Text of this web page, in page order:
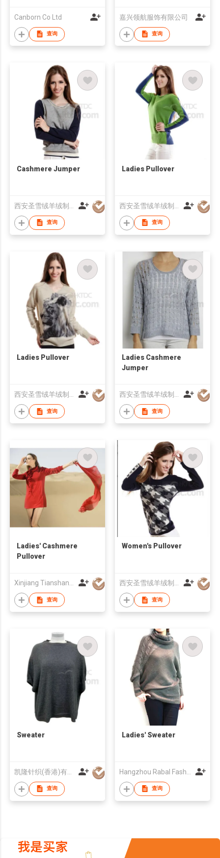
Canborn Co Ltd
查询
嘉兴领航服饰有限公司
查询
Cashmere Jumper
查询
Ladies Pullover
查询
Ladies Pullover
查询
Ladies Cashmere
Jumper
查询
Ladies' Cashmere
Pullover
Xinjiang Tianshan Wool Tex Stock Co., Ltd.
查询
Women's Pullover
西安圣雪绒羊绒制品有限公司
查询
Sweater
查询
Ladies' Sweater
查询